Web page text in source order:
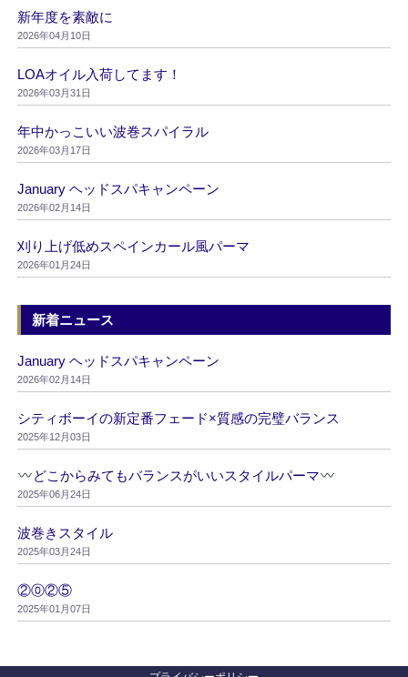
新年度を素敵に
2026年04月10日
LOAオイル入荷してます！
2026年03月31日
年中かっこいい波巻スパイラル
2026年03月17日
January ヘッドスパキャンペーン
2026年02月14日
刈り上げ低めスペインカール風パーマ
2026年01月24日
新着ニュース
January ヘッドスパキャンペーン
2026年02月14日
シティボーイの新定番フェード×質感の完璧バランス
2025年12月03日
どこからみてもバランスがいいスタイルパーマ
2025年06月24日
波巻きスタイル
2025年03月24日
②⓪②⑤
2025年01月07日